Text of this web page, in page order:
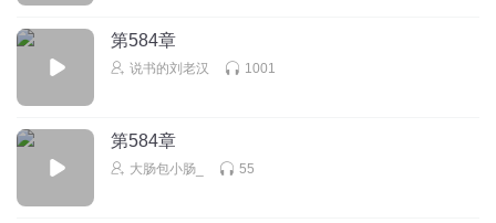
第584章
说书的刘老汉 1001
第584章
大肠包小肠_ 55